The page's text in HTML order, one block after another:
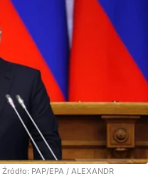
Źródło: PAP/EPA / ALEXANDR